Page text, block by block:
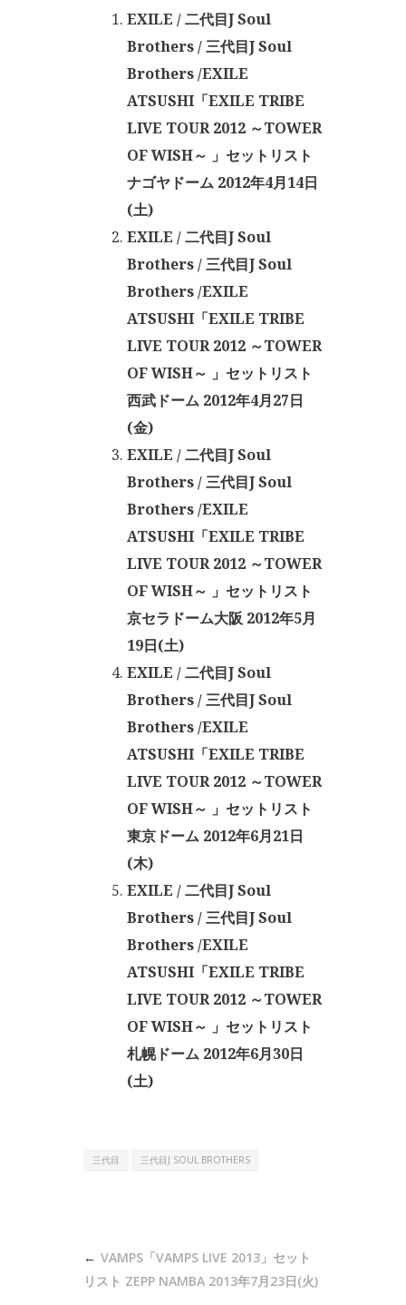
EXILE / 二代目J Soul
Brothers / 三代目J Soul
Brothers /EXILE
ATSUSHI「EXILE TRIBE
LIVE TOUR 2012 ～TOWER
OF WISH～ 」セットリスト
ナゴヤドーム 2012年4月14日
(土)
EXILE / 二代目J Soul
Brothers / 三代目J Soul
Brothers /EXILE
ATSUSHI「EXILE TRIBE
LIVE TOUR 2012 ～TOWER
OF WISH～ 」セットリスト
西武ドーム 2012年4月27日
(金)
EXILE / 二代目J Soul
Brothers / 三代目J Soul
Brothers /EXILE
ATSUSHI「EXILE TRIBE
LIVE TOUR 2012 ～TOWER
OF WISH～ 」セットリスト
京セラドーム大阪 2012年5月
19日(土)
EXILE / 二代目J Soul
Brothers / 三代目J Soul
Brothers /EXILE
ATSUSHI「EXILE TRIBE
LIVE TOUR 2012 ～TOWER
OF WISH～ 」セットリスト
東京ドーム 2012年6月21日
(木)
EXILE / 二代目J Soul
Brothers / 三代目J Soul
Brothers /EXILE
ATSUSHI「EXILE TRIBE
LIVE TOUR 2012 ～TOWER
OF WISH～ 」セットリスト
札幌ドーム 2012年6月30日
(土)
三代目 三代目J SOUL BROTHERS
VAMPS「VAMPS LIVE 2013」セット
リスト ZEPP NAMBA 2013年7月23日(火)